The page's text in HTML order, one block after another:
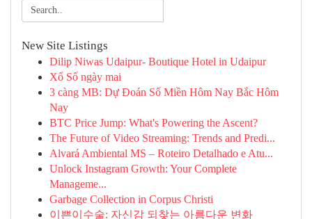
New Site Listings
Dilip Niwas Udaipur- Boutique Hotel in Udaipur
Xổ Số ngày mai
3 càng MB: Dự Đoán Số Miền Hôm Nay Bắc Hôm
Nay
BTC Price Jump: What's Powering the Ascent?
The Future of Video Streaming: Trends and Predi...
Alvará Ambiental MS – Roteiro Detalhado e Atu...
Unlock Instagram Growth: Your Complete
Manageme...
Garbage Collection in Corpus Christi
이쁜이수술: 자신감 되찾는 아름다운 변화